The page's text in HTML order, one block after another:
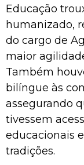
Educação
humanizado,
do cargo de
maior
Também
bilíngue às
assegurando
tivessem
educacionais
tradições.